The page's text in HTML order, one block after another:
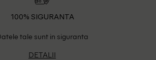
100% SIGURANTA
tale sunt in siguranta
DETALII